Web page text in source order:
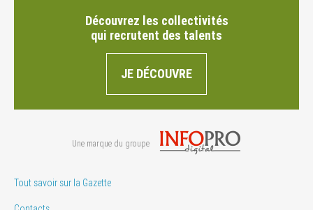
Découvrez les collectivités
qui recrutent des talents
JE DÉCOUVRE
Une marque du groupe
Tout savoir sur la Gazette